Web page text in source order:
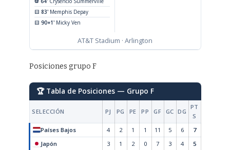
🟨 83'Memphis Depay
🟨 90+1'Micky Ven
AT&T Stadium · Arlington
Posiciones grupo F
🏆 Tabla de Posiciones — Grupo F
SELECCIÓN PJ PG PE PP GF GC DG
PT
S
Países Bajos
4 2 1 1 11 5 6
7
Japón
3 1 2 0 7 3 4
5